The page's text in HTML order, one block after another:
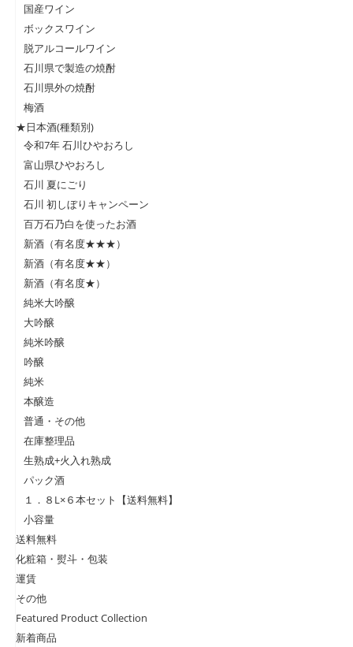
国産ワイン
ボックスワイン
脱アルコールワイン
石川県で製造の焼酎
石川県外の焼酎
梅酒
★日本酒(種類別)
令和7年 石川ひやおろし
富山県ひやおろし
石川 夏にごり
石川 初しぼりキャンペーン
百万石乃白を使ったお酒
新酒（有名度★★★）
新酒（有名度★★）
新酒（有名度★）
純米大吟醸
大吟醸
純米吟醸
吟醸
純米
本醸造
普通・その他
在庫整理品
生熟成+火入れ熟成
パック酒
１．８L×６本セット【送料無料】
小容量
送料無料
化粧箱・熨斗・包装
運賃
その他
Featured Product Collection
新着商品